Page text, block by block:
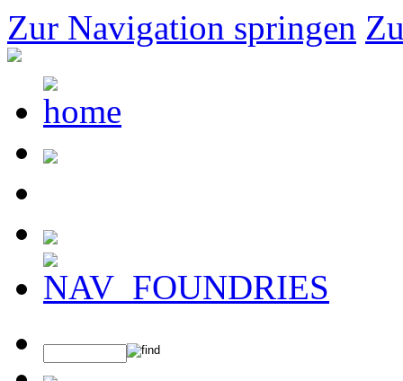
Zur Navigation springen